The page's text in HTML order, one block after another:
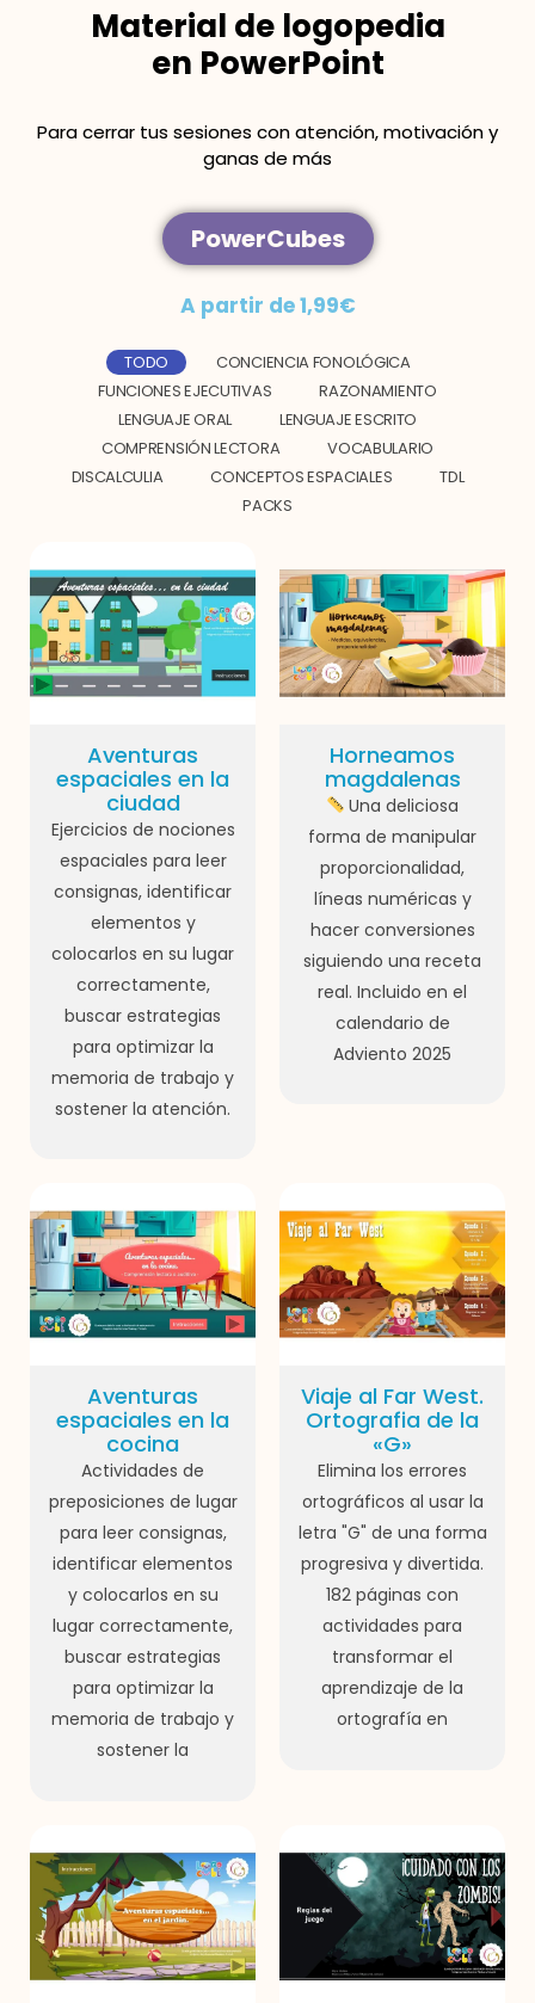
Material de logopedia
en PowerPoint
Para cerrar tus sesiones con atención, motivación y
ganas de más
PowerCubes
A partir de 1,99€
TODO
CONCIENCIA FONOLÓGICA
FUNCIONES EJECUTIVAS
RAZONAMIENTO
LENGUAJE ORAL
LENGUAJE ESCRITO
COMPRENSIÓN LECTORA
VOCABULARIO
DISCALCULIA
CONCEPTOS ESPACIALES
TDL
PACKS
Aventuras
espaciales en la
ciudad
Ejercicios de nociones
espaciales para leer
consignas, identificar
elementos y
colocarlos en su lugar
correctamente,
buscar estrategias
para optimizar la
memoria de trabajo y
sostener la atención.
Horneamos
magdalenas
Una deliciosa
forma de manipular
proporcionalidad,
líneas numéricas y
hacer conversiones
siguiendo una receta
real. Incluido en el
calendario de
Adviento 2025
Aventuras
espaciales en la
cocina
Actividades de
preposiciones de lugar
para leer consignas,
identificar elementos
y colocarlos en su
lugar correctamente,
buscar estrategias
para optimizar la
memoria de trabajo y
sostener la
Viaje al Far West.
Ortografia de la
«G»
Elimina los errores
ortográficos al usar la
letra "G" de una forma
progresiva y divertida.
182 páginas con
actividades para
transformar el
aprendizaje de la
ortografía en